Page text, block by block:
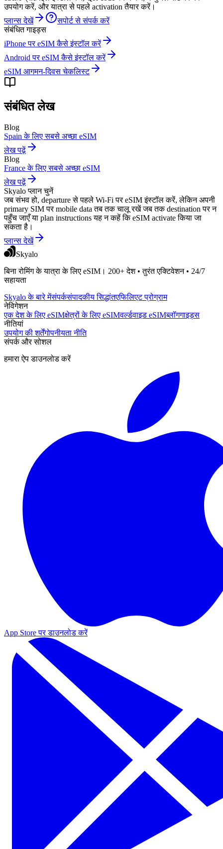
उपयोग करें, और यात्रा से पहले activation तैयार करें।
प्लान्स देखें
सपोर्ट से संपर्क करें
संबंधित गाइड्स
iPhone पर eSIM कैसे इंस्टॉल करें
Android पर eSIM कैसे इंस्टॉल करें
eSIM आगमन-दिवस चेकलिस्ट
संबंधित लेख
Blog
Spain के लिए सबसे अच्छा eSIM
लेख पढ़ें
Blog
France के लिए सबसे अच्छा eSIM
लेख पढ़ें
Skyalo प्लान चुनें
जब संभव हो, departure से पहले Wi‑Fi पर eSIM इंस्टॉल करें, लेकिन अपनी
primary SIM पर mobile data तब तक चालू रखें जब तक destination पर न
पहुँच जाएँ या plan instructions यह न कहें कि eSIM activate किया जा
सकता है।
प्लान्स देखें
Skyalo
बिना रोमिंग के यात्रा के लिए eSIM। 200+ देश • तुरंत एक्टिवेशन • 24/7
सहायता
Skyalo के बारे मेंसंपर्कसंपादकीय सिद्धांतएफिलिएट प्रोग्राम
नेविगेशन
एक देश के लिए eSIMक्षेत्रों के लिए eSIMवर्ल्डवाइड eSIMब्लॉगगाइड्स
नीतियां
उपयोग की शर्तेंगोपनीयता नीति
संपर्क और सोशल
हमारा ऐप डाउनलोड करें
App Store पर डाउनलोड करें